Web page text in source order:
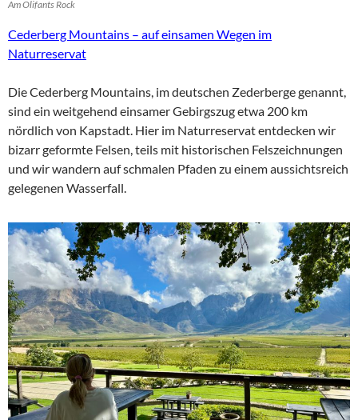
Am Olifants Rock
Cederberg Mountains – auf einsamen Wegen im
Naturreservat
Die Cederberg Mountains, im deutschen Zederberge genannt,
sind ein weitgehend einsamer Gebirgszug etwa 200 km
nördlich von Kapstadt. Hier im Naturreservat entdecken wir
bizarr geformte Felsen, teils mit historischen Felszeichnungen
und wir wandern auf schmalen Pfaden zu einem aussichtsreich
gelegenen Wasserfall.